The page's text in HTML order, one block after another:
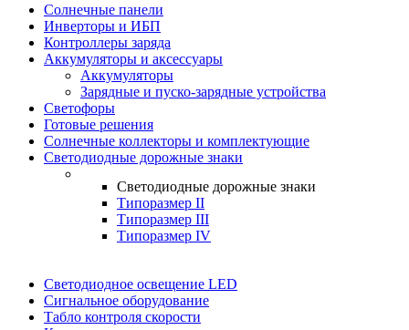
Солнечные панели
Инверторы и ИБП
Контроллеры заряда
Аккумуляторы и аксессуары
Аккумуляторы
Зарядные и пуско-зарядные устройства
Светофоры
Готовые решения
Солнечные коллекторы и комплектующие
Светодиодные дорожные знаки
Светодиодные дорожные знаки
Типоразмер II
Типоразмер III
Типоразмер IV
Светодиодное освещение LED
Сигнальное оборудование
Табло контроля скорости